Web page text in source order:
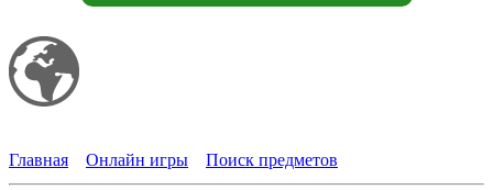
Главная
Онлайн игры Поиск предметов